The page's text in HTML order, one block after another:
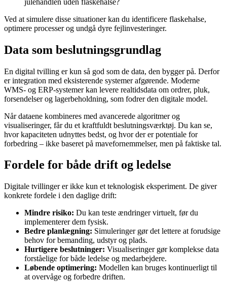
Ved at simulere disse situationer kan du identificere flaskehalse,
optimere processer og undgå dyre fejlinvesteringer.
Data som beslutningsgrundlag
En digital tvilling er kun så god som de data, den bygger på. Derfor
er integration med eksisterende systemer afgørende. Moderne
WMS- og ERP-systemer kan levere realtidsdata om ordrer, pluk,
forsendelser og lagerbeholdning, som fodrer den digitale model.
Når dataene kombineres med avancerede algoritmer og
visualiseringer, får du et kraftfuldt beslutningsværktøj. Du kan se,
hvor kapaciteten udnyttes bedst, og hvor der er potentiale for
forbedring – ikke baseret på mavefornemmelser, men på faktiske tal.
Fordele for både drift og ledelse
Digitale tvillinger er ikke kun et teknologisk eksperiment. De giver
konkrete fordele i den daglige drift:
Mindre risiko: Du kan teste ændringer virtuelt, før du
implementerer dem fysisk.
Bedre planlægning: Simuleringer gør det lettere at forudsige
behov for bemanding, udstyr og plads.
Hurtigere beslutninger: Visualiseringer gør komplekse data
forståelige for både ledelse og medarbejdere.
Løbende optimering: Modellen kan bruges kontinuerligt til
at overvåge og forbedre driften.